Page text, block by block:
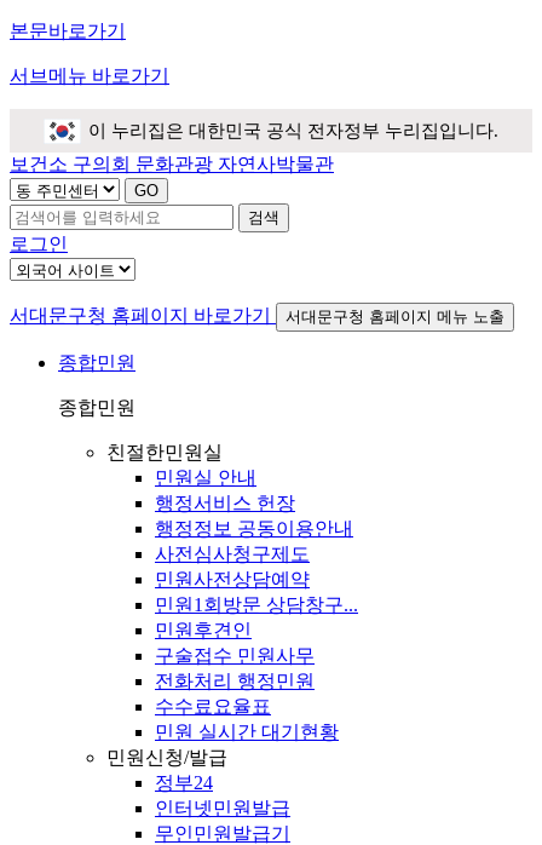
본문바로가기
서브메뉴 바로가기
이 누리집은 대한민국 공식 전자정부 누리집입니다.
보건소 구의회 문화관광 자연사박물관
검색
로그인
서대문구청 홈페이지 바로가기 서대문구청 홈페이지 메뉴 노출
종합민원
종합민원
친절한민원실
민원실 안내
행정서비스 헌장
행정정보 공동이용안내
사전심사청구제도
민원사전상담예약
민원1회방문 상담창구...
민원후견인
구술접수 민원사무
전화처리 행정민원
수수료요율표
민원 실시간 대기현황
민원신청/발급
정부24
인터넷민원발급
무인민원발급기